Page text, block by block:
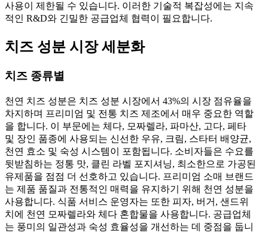
사용이 제한될 수 있습니다. 이러한 기술적 복잡성에는 지속
적인 R&D와 긴밀한 공급업체 협력이 필요합니다.
치즈 성분 시장 세분화
치즈 종류별
천연 치즈 성분은 치즈 성분 시장에서 43%의 시장 점유율을
차지하며 프리미엄 및 전통 치즈 제조에서 매우 중요한 역할
을 합니다. 이 부문에는 체다, 모짜렐라, 파마산, 고다, 페타
및 장인 품종에 사용되는 신선한 우유, 크림, 스타터 배양균,
천연 효소 및 숙성 시스템이 포함됩니다. 소비자들은 수요를
뒷받침하는 정통 맛, 클린 라벨 포지셔닝, 최소한으로 가공된
유제품을 점점 더 선호하고 있습니다. 프리미엄 소매 브랜드
는 제품 품질과 전통적인 매력을 유지하기 위해 천연 성분을
사용합니다. 식품 서비스 운영자는 또한 피자, 버거, 샌드위
치에 천연 모짜렐라와 체다 혼합물을 사용합니다. 공급업체
는 풍미의 일관성과 숙성 효율성을 개선하는 데 중점을 둡니